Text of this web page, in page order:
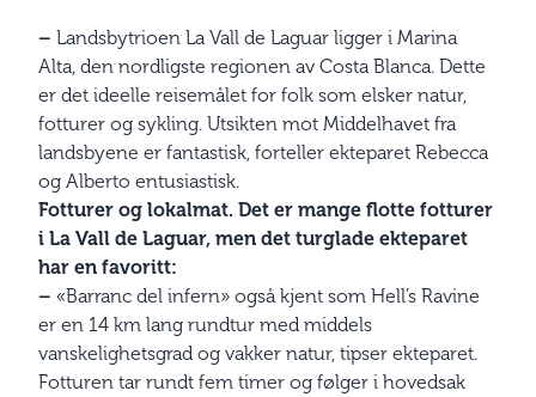
– Landsbytrioen La Vall de Laguar ligger i Marina
Alta, den nordligste regionen av Costa Blanca. Dette
er det ideelle reisemålet for folk som elsker natur,
fotturer og sykling. Utsikten mot Middelhavet fra
landsbyene er fantastisk, forteller ekteparet Rebecca
og Alberto entusiastisk.
Fotturer og lokalmat. Det er mange flotte fotturer
i La Vall de Laguar, men det turglade ekteparet
har en favoritt:
– «Barranc del infern» også kjent som Hell’s Ravine
er en 14 km lang rundtur med middels
vanskelighetsgrad og vakker natur, tipser ekteparet.
Fotturen tar rundt fem timer og følger i hovedsak